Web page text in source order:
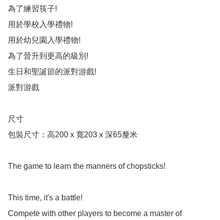
為了練習筷子!
用於學校入學禮物!
用於幼兒園入學禮物!
為了晉升到更高的級別!
生日和聖誕節的派對游戲!
派對游戲
尺寸
包裝尺寸：高200 x 寬203 x 深65釐米
The game to learn the manners of chopsticks!
This time, it's a battle!
Compete with other players to become a master of